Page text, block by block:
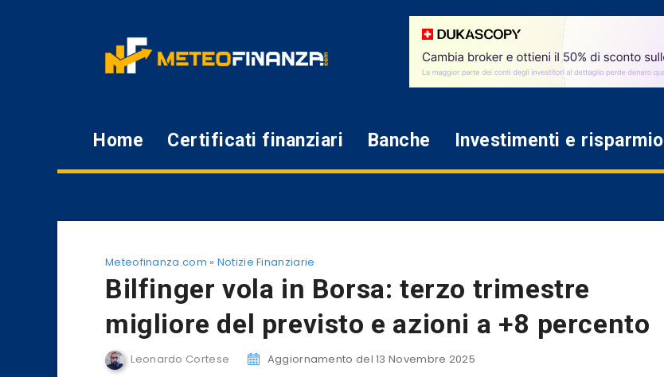
Home Certificati finanziari Banche Investimenti e risparmio
Meteofinanza.com » Notizie Finanziarie
Bilfinger vola in Borsa: terzo trimestre
migliore del previsto e azioni a +8 percento
Leonardo Cortese Aggiornamento del 13 Novembre 2025